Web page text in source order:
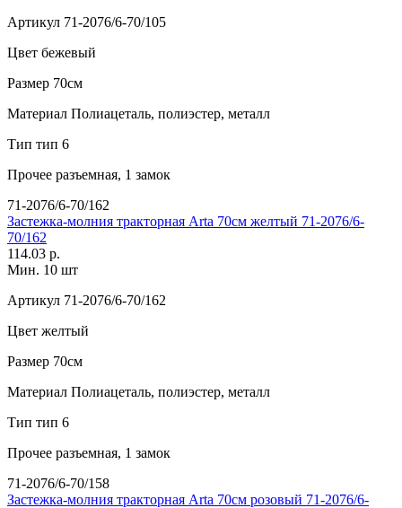
Артикул 71-2076/6-70/105
Цвет бежевый
Размер 70см
Материал Полиацеталь, полиэстер, металл
Тип тип 6
Прочее разъемная, 1 замок
71-2076/6-70/162
Застежка-молния тракторная Arta 70см желтый 71-2076/6-
70/162
114.03 р.
Мин. 10 шт
Артикул 71-2076/6-70/162
Цвет желтый
Размер 70см
Материал Полиацеталь, полиэстер, металл
Тип тип 6
Прочее разъемная, 1 замок
71-2076/6-70/158
Застежка-молния тракторная Arta 70см розовый 71-2076/6-